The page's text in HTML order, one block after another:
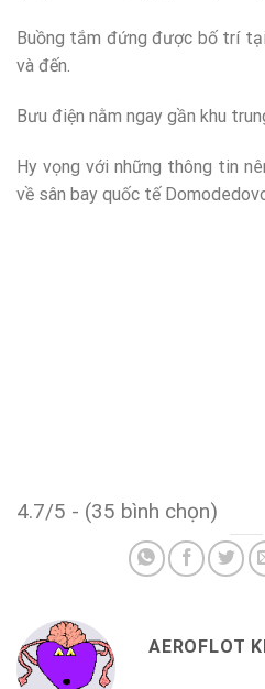
Buồng tắm đứng được bố trí
và đến.
Bưu điện nằm ngay gần khu
Hy vọng với những thông tin
về sân bay quốc tế
4.7/5 - (35 bình chọn)
AEROFLOT